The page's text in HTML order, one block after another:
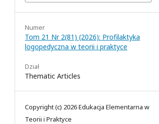
Numer
Tom 21 Nr 2(81) (2026): Profilaktyka
logopedyczna w teorii i praktyce
Dział
Thematic Articles
Copyright (c) 2026 Edukacja Elementarna w
Teorii i Praktyce